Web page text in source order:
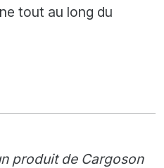
tout au long du
produit de Cargoson